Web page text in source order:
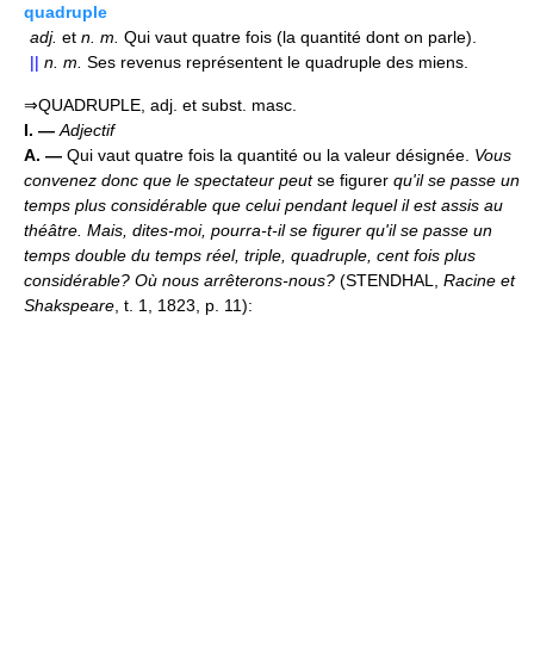
quadruple
adj. et n. m. Qui vaut quatre fois (la quantité dont on parle).
|| n. m. Ses revenus représentent le quadruple des miens.
⇒QUADRUPLE, adj. et subst. masc.
I. — Adjectif
A. — Qui vaut quatre fois la quantité ou la valeur désignée. Vous
convenez donc que le spectateur peutse figurer qu'il se passe un
temps plus considérable que celui pendant lequel il est assis au
théâtre. Mais, dites-moi, pourra-t-il se figurer qu'il se passe un
temps double du temps réel, triple, quadruple, cent fois plus
considérable? Où nous arrêterons-nous? (STENDHAL, Racine et
Shakspeare , t. 1, 1823, p. 11):